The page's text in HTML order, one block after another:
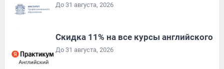
До 31 августа, 2026
Скидка 11% на все курсы английского
До 31 августа, 2026